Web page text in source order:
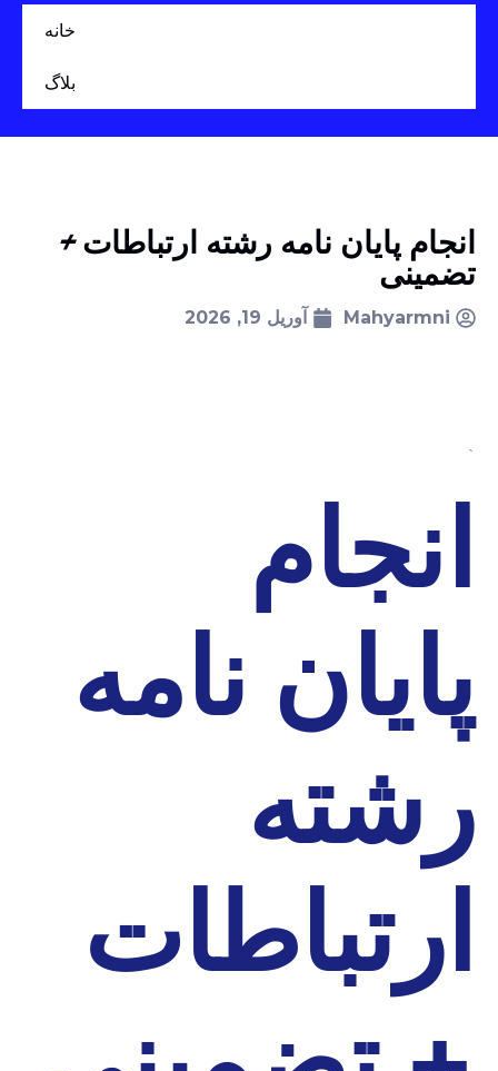
خانه
بلاگ
انجام پایان نامه رشته ارتباطات +
تضمینی
Mahyarmni آوریل 19, 2026
`
انجام
پایان نامه
رشته
ارتباطات